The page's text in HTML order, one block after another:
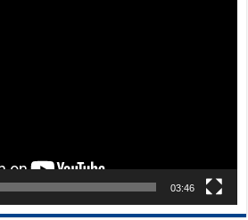
03:46